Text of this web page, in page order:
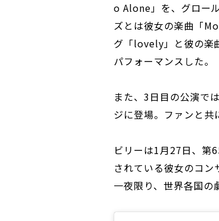
o Alone」を、グロー
ズとは彼女の楽曲「
グ「lovely」と彼の楽
パフォーマンスした。
また、3日目の公演で
ジに登場。ファンと共
ビリーは1月27日、第
されている彼女のコ
一夜限り、世界各国の